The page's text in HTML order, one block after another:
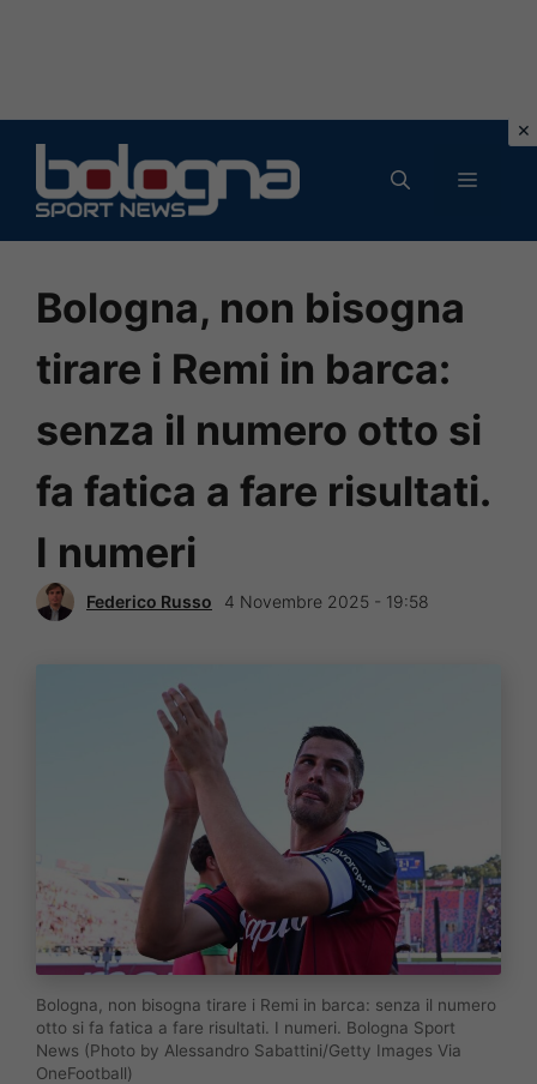
contenuto
MENU
Bologna, non bisogna
tirare i Remi in barca:
senza il numero otto si
fa fatica a fare risultati.
I numeri
Federico Russo 4 Novembre 2025 - 19:58
Bologna, non bisogna tirare i Remi in barca: senza il numero
otto si fa fatica a fare risultati. I numeri. Bologna Sport
News (Photo by Alessandro Sabattini/Getty Images Via
OneFootball)